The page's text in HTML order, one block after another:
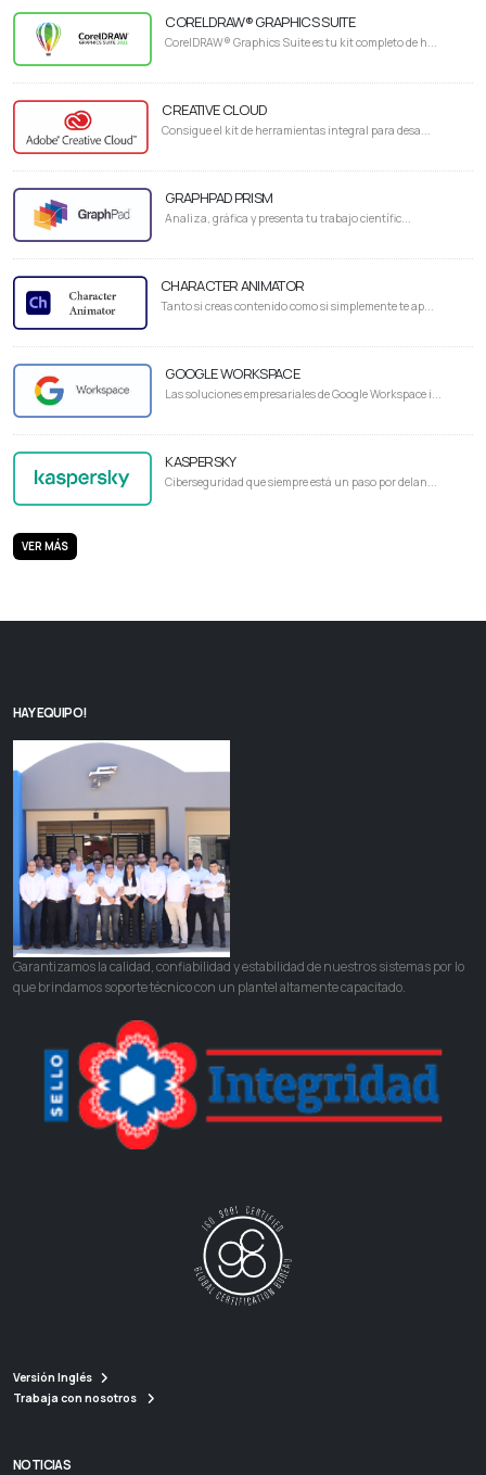
CORELDRAW® GRAPHICS SUITE
CorelDRAW® Graphics Suite es tu kit completo de h...
CREATIVE CLOUD
Consigue el kit de herramientas integral para desa...
GRAPHPAD PRISM
Analiza, gráfica y presenta tu trabajo científic...
CHARACTER ANIMATOR
Tanto si creas contenido como si simplemente te ap...
GOOGLE WORKSPACE
Las soluciones empresariales de Google Workspace i...
KASPERSKY
Ciberseguridad que siempre está un paso por delan...
VER MÁS
HAY EQUIPO!
Garantizamos la calidad, confiabilidad y estabilidad de nuestros sistemas por lo
que brindamos soporte técnico con un plantel altamente capacitado.
Versión Inglés
Trabaja con nosotros
NOTICIAS